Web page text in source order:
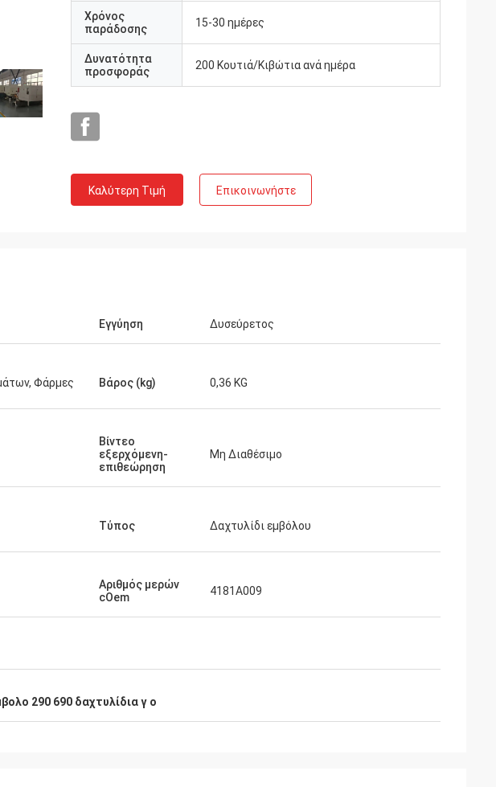
Χρόνος
παράδοσης
15-30 ημέρες
Δυνατότητα
προσφοράς
200 Κουτιά/Κιβώτια ανά ημέρα
Καλύτερη Τιμή Επικοινωνήστε
Εγγύηση Δυσεύρετος
Φάρμες Βάρος (kg) 0,36 KG
Βίντεο
εξερχόμενη-
επιθεώρηση
Μη Διαθέσιμο
Τύπος Δαχτυλίδι εμβόλου
Αριθμός μερών
cOem
4181A009
290 690 δαχτυλίδια γ ο